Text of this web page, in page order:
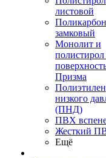
листовой
замковый
Монолит и
полистирол
Призма
Полиэтилен
низкого
(ПНД)
ПВХ
Жесткий
Ещё